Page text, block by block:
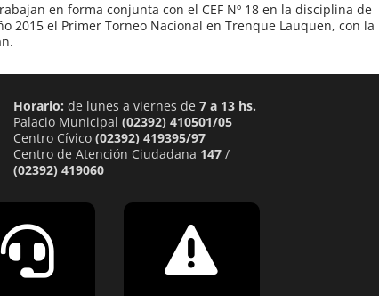
en forma conjunta con el CEF Nº 18 en la disciplina de
2015 el Primer Torneo Nacional en Trenque Lauquen, con la
Horario: de lunes a viernes de 7 a 13 hs.
Palacio Municipal (02392) 410501/05
Centro Cívico (02392) 419395/97
Centro de Atención Ciudadana 147/
(02392) 419060
 